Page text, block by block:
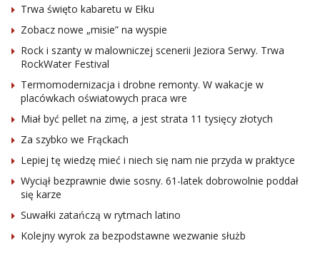
Trwa święto kabaretu w Ełku
Zobacz nowe „misie” na wyspie
Rock i szanty w malowniczej scenerii Jeziora Serwy. Trwa
RockWater Festival
Termomodernizacja i drobne remonty. W wakacje w
placówkach oświatowych praca wre
Miał być pellet na zimę, a jest strata 11 tysięcy złotych
Za szybko we Frąckach
Lepiej tę wiedzę mieć i niech się nam nie przyda w praktyce
Wyciął bezprawnie dwie sosny. 61-latek dobrowolnie poddał
się karze
Suwałki zatańczą w rytmach latino
Kolejny wyrok za bezpodstawne wezwanie służb